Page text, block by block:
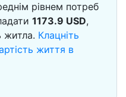
рівнем потреб
1173.9 USD,
житла. Клацніть
життя в